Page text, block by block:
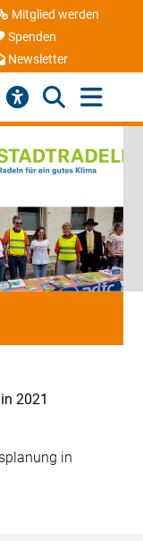
Mitglied werden
Spenden
Newsletter
2021
in